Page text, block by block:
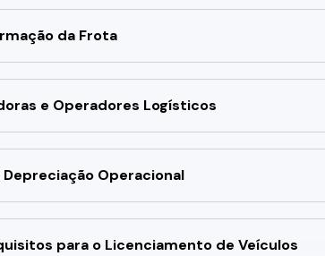
da Frota
e Operadores Logísticos
Operacional
para o Licenciamento de Veículos